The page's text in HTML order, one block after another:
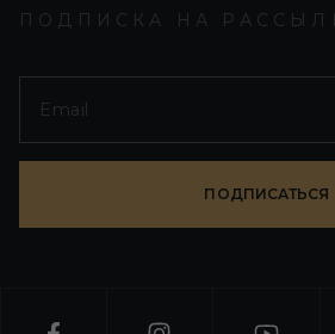
ПОДПИСКА НА
ПОДПИСАТЬСЯ